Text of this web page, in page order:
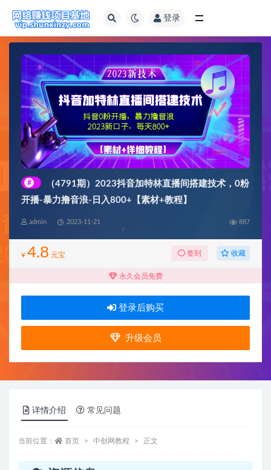
登录
#
（4791期）2023抖音加特林直播间搭建技术，0粉
开播-暴力撸音浪-日入800+【素材+教程】
admin 2023-11-21 887
¥ 4.8 元宝 签到 收藏
永久会员免费
登录后购买
升级会员
详情介绍 常见问题
当前位置： 首页 中创网教程 正文